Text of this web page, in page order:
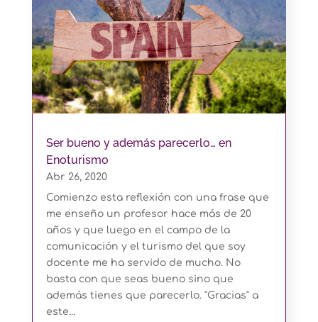
Ser bueno y además parecerlo… en
Enoturismo
Abr 26, 2020
Comienzo esta reflexión con una frase que
me enseño un profesor hace más de 20
años y que luego en el campo de la
comunicación y el turismo del que soy
docente me ha servido de mucho. No
basta con que seas bueno sino que
además tienes que parecerlo. "Gracias" a
este...